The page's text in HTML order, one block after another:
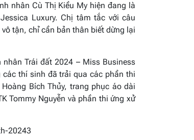
nhân Cù Thị Kiều My hiện đang là
Luxury. Chị tâm tắc với câu
tận, chỉ cần bản thân biết dừng lại
Trái đất 2024 – Miss Business
các thí sinh đã trải qua các phần thi
Bích Thủy, trang phục áo dài
Tommy Nguyễn và phần thi ứng xử